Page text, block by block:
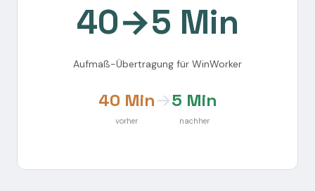
40→5 Min
Aufmaß-Übertragung für WinWorker
40 Min
vorher
→5 Min
nachher